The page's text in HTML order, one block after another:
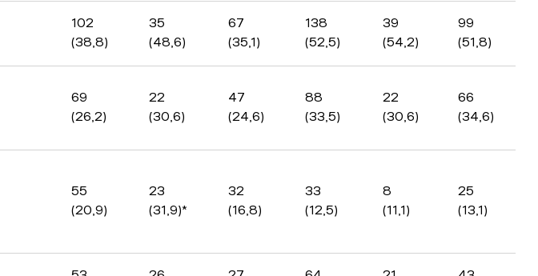
102
(38,8)
35
(48,6)
67
(35,1)
138
(52,5)
39
(54,2)
99
(51,8)
69
(26,2)
22
(30,6)
47
(24,6)
88
(33,5)
22
(30,6)
66
(34,6)
55
(20,9)
23
(31,9)*
32
(16,8)
33
(12,5)
8
(11,1)
25
(13,1)